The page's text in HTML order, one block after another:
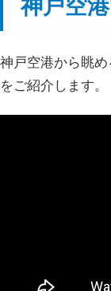
神戸空
神戸空港から眺
をご紹介します。